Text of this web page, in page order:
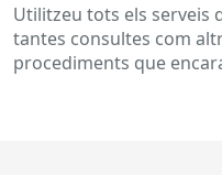
Utilitzeu tots els serveis
tantes consultes com
procediments que